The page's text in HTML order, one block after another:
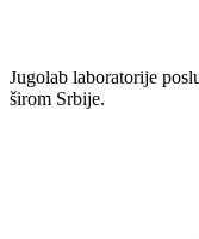
Jugolab laboratorije
širom Srbije.